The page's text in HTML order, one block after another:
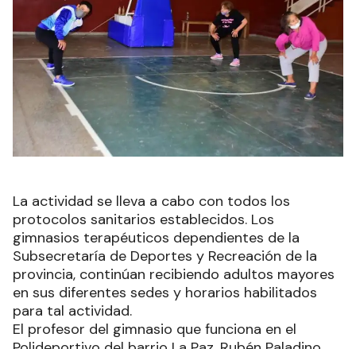
La actividad se lleva a cabo con todos los
protocolos sanitarios establecidos. Los
gimnasios terapéuticos dependientes de la
Subsecretaría de Deportes y Recreación de la
provincia, continúan recibiendo adultos mayores
en sus diferentes sedes y horarios habilitados
para tal actividad.
El profesor del gimnasio que funciona en el